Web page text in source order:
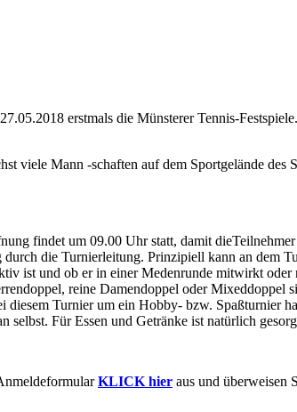
erstmals die Münsterer Tennis-
viele Mann -schaften auf dem Sportgelände
findet um 09.00 Uhr statt, damit
die Turnierleitung. Prinzipiell kann an dem
ist und ob er in einer Medenrunde mitwirkt
reine Damendoppel oder
diesem Turnier um ein Hobby- bzw. Spaßturnier
selbst. Für Essen und Getränke ist natürlich
KLICK hier aus und überweisen